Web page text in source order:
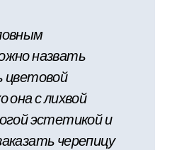
назвать
цветовой
с лихвой
эстетикой и
черепицу